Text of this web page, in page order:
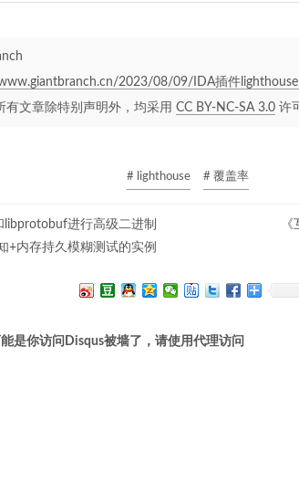
2023/08/09/IDA插件
有文章除特别声明外，均采用 CC BY-NC-SA 3.0 许
# lighthouse # 覆盖率
libprotobuf进行高级二进制
内存持久模糊测试的实例
是你访问Disqus被墙了，请使用代理访问